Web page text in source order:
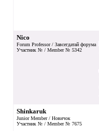
Nico
Forum Professor / Завсегдатай форума
Участник № / Member № 5342
Shinkaruk
Junior Member / Новичок
Участник № / Member № 7675